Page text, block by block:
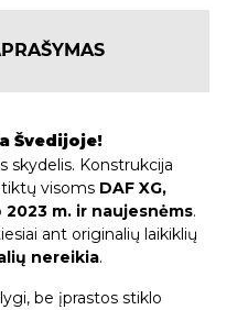
Švedijoje!
skydelis. Konstrukcija
visoms DAF XG,
2023 m. ir naujesnėms.
ant originalių laikiklių
nereikia.
be įprastos stiklo